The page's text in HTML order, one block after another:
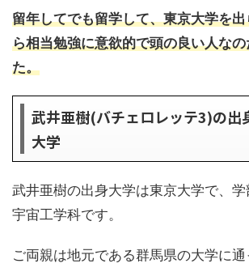
留年してでも留学して、東京大学を
ら相当勉強に意欲的で頭の良い人な
た。
武井亜樹(バチェロレッテ3)の出
大学
武井亜樹の出身大学は東京大学で、
宇宙工学科です。
ご両親は地元である群馬県の大学に